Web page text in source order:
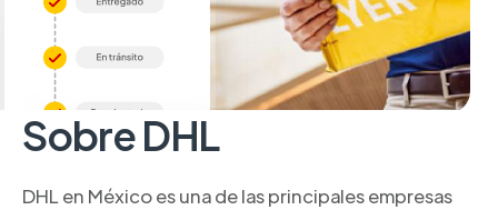
Sobre DHL
DHL en México es una de las principales empresas